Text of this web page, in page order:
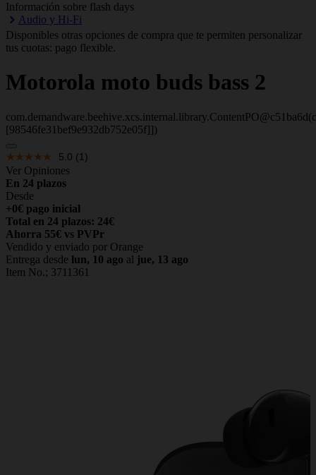
Información sobre flash days
Audio y Hi-Fi
Disponibles otras opciones de compra que te permiten personalizar
tus cuotas: pago flexible.
Motorola moto buds bass 2
[98546fe31bef9e932db752e05f]])
5.0 (1)
Ver Opiniones
En 24 plazos
Desde
+0€ pago inicial
Total en 24 plazos: 24€
Ahorra 55€ vs PVPr
Vendido y enviado por Orange
Entrega desde lun, 10 ago al jue, 13 ago
Item No.; 3711361